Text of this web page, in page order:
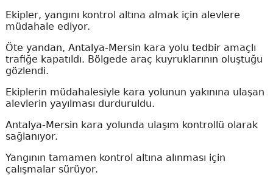
Ekipler, yangını kontrol altına almak için alevlere
müdahale ediyor.
Öte yandan, Antalya-Mersin kara yolu tedbir amaçlı
trafiğe kapatıldı. Bölgede araç kuyruklarının oluştuğu
gözlendi.
Ekiplerin müdahalesiyle kara yolunun yakınına ulaşan
alevlerin yayılması durduruldu.
Antalya-Mersin kara yolunda ulaşım kontrollü olarak
sağlanıyor.
Yangının tamamen kontrol altına alınması için
çalışmalar sürüyor.